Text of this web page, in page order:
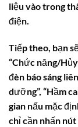
liệu vào trong
điện.
Tiếp theo, bạn
“Chức năng/
đèn báo sáng
dưỡng”, “Hầm
gian nấu mặc
chỉ cần nhấn nút